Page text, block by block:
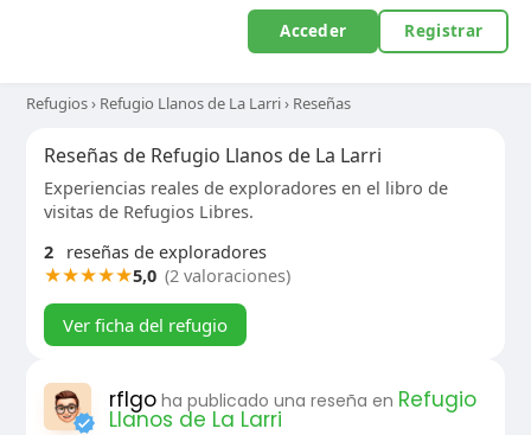
Acceder Registrar
Refugios› Refugio Llanos de La Larri› Reseñas
Reseñas de Refugio Llanos de La Larri
Experiencias reales de exploradores en el libro de
visitas de Refugios Libres.
2
reseñas de exploradores
★★★★★5,0 (2 valoraciones)
Ver ficha del refugio
rflgo ha publicado una reseña en Refugio
Llanos de La Larri